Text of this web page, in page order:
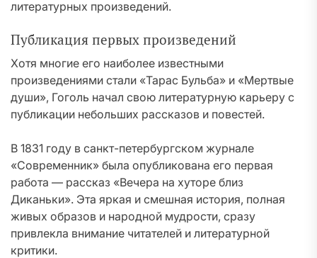
литературных произведений.
Публикация первых произведений
Хотя многие его наиболее известными
произведениями стали «Тарас Бульба» и «Мертвые
души», Гоголь начал свою литературную карьеру с
публикации небольших рассказов и повестей.
В 1831 году в санкт-петербургском журнале
«Современник» была опубликована его первая
работа — рассказ «Вечера на хуторе близ
Диканьки». Эта яркая и смешная история, полная
живых образов и народной мудрости, сразу
привлекла внимание читателей и литературной
критики.